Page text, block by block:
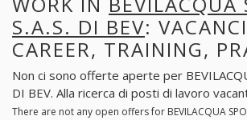
S.A.S. DI BEV:
CAREER, TRAINING,
Non ci sono offerte aperte per
DI BEV. Alla ricerca di posti di lavoro
There are not any open offers for BEVILACQUA